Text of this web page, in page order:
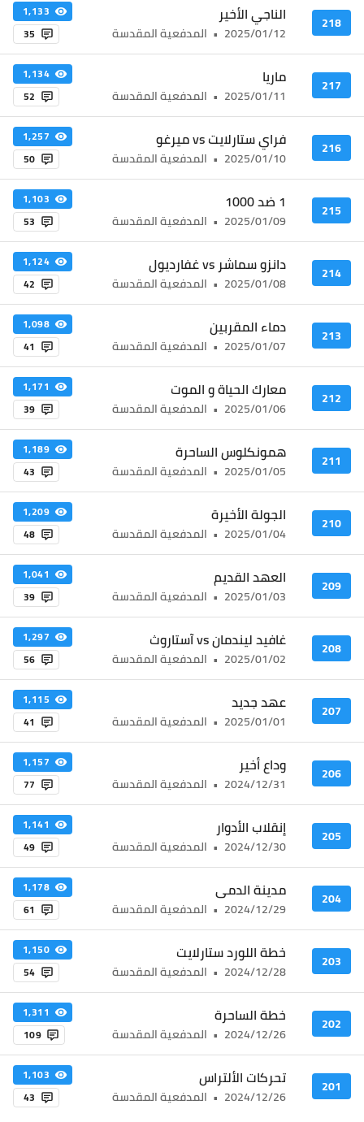
218 الناجي الأخير
2025/01/12
• المدفعية المقدسة
1,133
35
217 ماريا
2025/01/11
• المدفعية المقدسة
1,134
52
216 فراي ستارلايت vs ميرغو
2025/01/10
• المدفعية المقدسة
1,257
50
215 1 ضد 1000
2025/01/09
• المدفعية المقدسة
1,103
53
214 دانزو سماشر vs غفارديول
2025/01/08
• المدفعية المقدسة
1,124
42
213 دماء المقربين
2025/01/07
• المدفعية المقدسة
1,098
41
212 معارك الحياة و الموت
2025/01/06
• المدفعية المقدسة
1,171
39
211 همونكلوس الساحرة
2025/01/05
• المدفعية المقدسة
1,189
43
210 الجولة الأخيرة
2025/01/04
• المدفعية المقدسة
1,209
48
209 العهد القديم
2025/01/03
• المدفعية المقدسة
1,041
39
208 غافيد ليندمان vs آستاروث
2025/01/02
• المدفعية المقدسة
1,297
56
207 عهد جديد
2025/01/01
• المدفعية المقدسة
1,115
41
206 وداع أخير
2024/12/31
• المدفعية المقدسة
1,157
77
205 إنقلاب الأدوار
2024/12/30
• المدفعية المقدسة
1,141
49
204 مدينة الدمى
2024/12/29
• المدفعية المقدسة
1,178
61
203 خطة اللورد ستارلايت
2024/12/28
• المدفعية المقدسة
1,150
54
202 خطة الساحرة
2024/12/26
• المدفعية المقدسة
1,311
109
201 تحركات الألتراس
2024/12/26
• المدفعية المقدسة
1,103
43